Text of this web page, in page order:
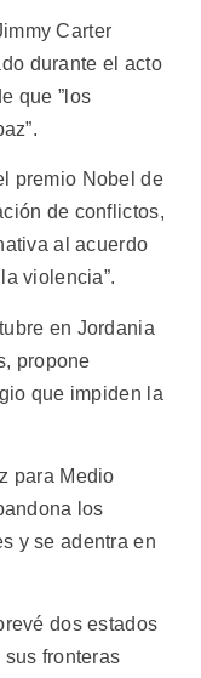
Carter
durante el acto
que ”los
premio Nobel de
de conflictos,
al acuerdo
violencia”.
en Jordania
propone
que impiden la
para Medio
los
y se adentra en
dos estados
fronteras